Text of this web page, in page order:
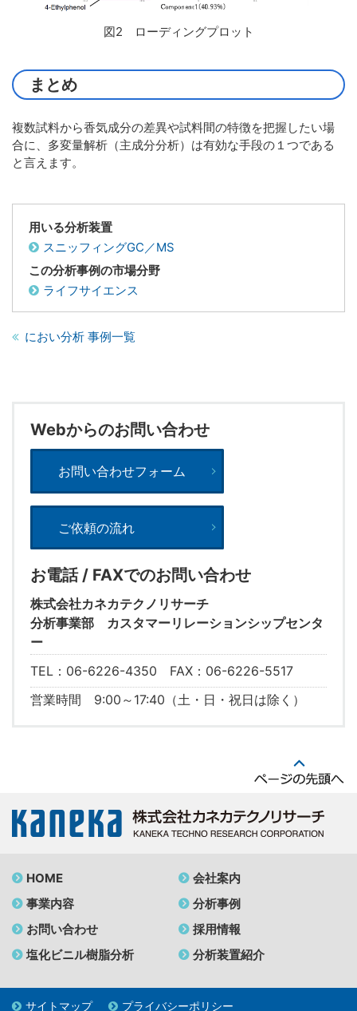
図2 ローディングプロット
まとめ
複数試料から香気成分の差異や試料間の特徴を把握したい場
合に、多変量解析（主成分分析）は有効な手段の１つである
と言えます。
用いる分析装置
スニッフィングGC／MS
この分析事例の市場分野
ライフサイエンス
におい分析 事例一覧
Webからのお問い合わせ
お問い合わせフォーム
ご依頼の流れ
お電話 / FAXでのお問い合わせ
株式会社カネカテクノリサーチ
分析事業部 カスタマーリレーションシップセンタ
ー
TEL：06-6226-4350 FAX：06-6226-5517
営業時間 9:00～17:40（土・日・祝日は除く）
HOME
会社案内
事業内容
分析事例
お問い合わせ
採用情報
塩化ビニル樹脂分析
分析装置紹介
サイトマップ プライバシーポリシー